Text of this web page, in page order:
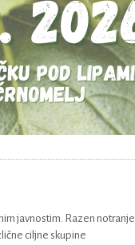
javnostim. Razen notranje
ciljne skupine